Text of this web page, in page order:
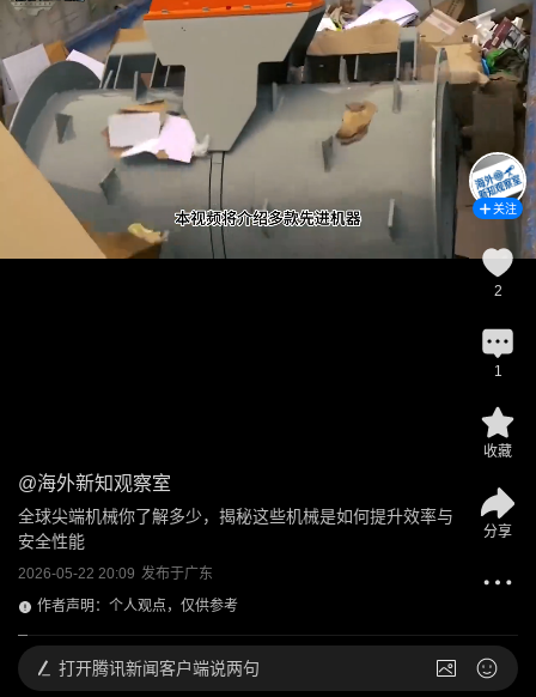
@海外新知观察室
全球尖端机械你了解多少，揭秘这些机械是如何提升效率与
安全性能
2026-05-22 20:09 发布于广东
作者声明：个人观点，仅供参考
关注
2
1
收藏
分享
打开腾讯新闻客户端说两句